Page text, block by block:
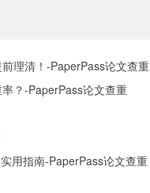
理清！-PaperPass论文查重
？-PaperPass论文查重
用指南-PaperPass论文查重